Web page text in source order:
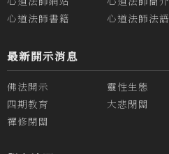
心道法師書籍
心道法師法語
最新開示消息
佛法開示 靈性生態
四期教育
大悲閉關
禪修閉關